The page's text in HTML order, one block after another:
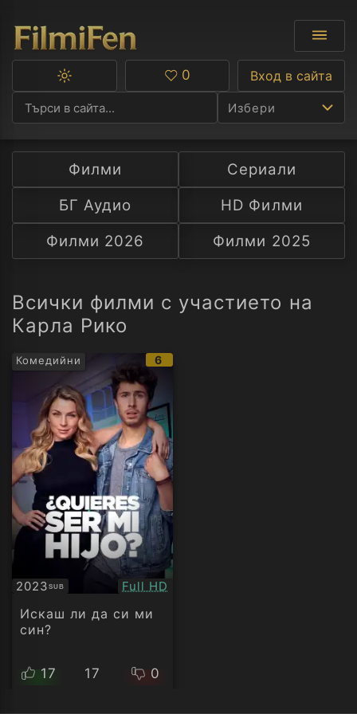
Избери
Ф
С
А
Превключване
тъмна
тема
Любими
0 Вход в сайта
Филми
Сериали
БГ Аудио
HD Филми
Филми 2026
Филми 2025
Всички филми с участието на
Карла Рико
Комедийни
IMDb
6
2023SUB
Субтитри Качество:
Full HD
Искаш ли да си ми
син?
17 17 0